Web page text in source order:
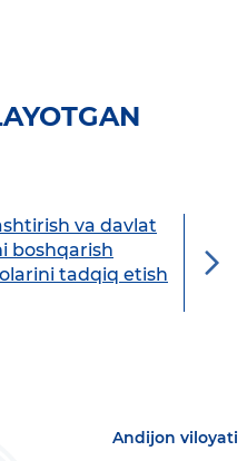
va davlat
boshqarish
tadqiq etish
Andijon viloyati